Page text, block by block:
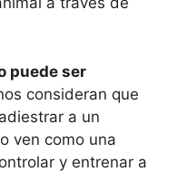
puede ser
consideran que
a un
ven como una
y entrenar a